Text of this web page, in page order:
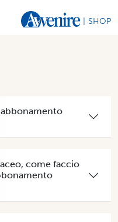
SHOP
come faccio